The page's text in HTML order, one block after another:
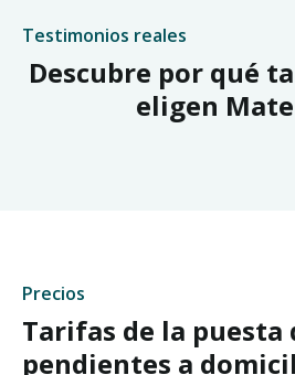
Testimonios reales
Descubre por qué
eligen
Precios
Tarifas de la puesta
pendientes a